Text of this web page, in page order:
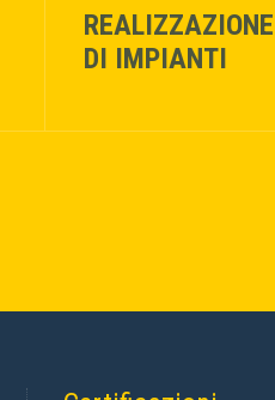
REALIZZAZIONE
DI IMPIANTI